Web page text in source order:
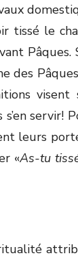
tissé le
des
servir!
leurs
«As-tu